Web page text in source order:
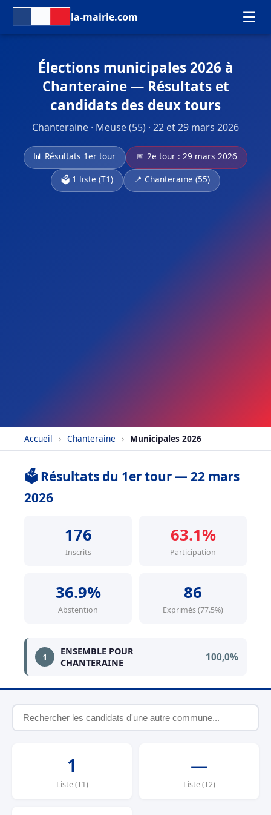
la-mairie.com ☰
Élections municipales 2026 à
Chanteraine — Résultats et
candidats des deux tours
Chanteraine · Meuse (55) · 22 et 29 mars 2026
📊 Résultats 1er tour
📅 2e tour : 29 mars 2026
🗳️ 1 liste (T1)
📍 Chanteraine (55)
Accueil › Chanteraine › Municipales 2026
🗳️ Résultats du 1er tour — 22 mars
2026
176
Inscrits
63.1%
Participation
36.9%
Abstention
86
Exprimés (77.5%)
1
ENSEMBLE POUR
CHANTERAINE
100,0%
1
Liste (T1)
—
Liste (T2)